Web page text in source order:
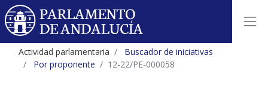
Actividad parlamentaria
Buscador de iniciativas
Por proponente
12-22/PE-000058